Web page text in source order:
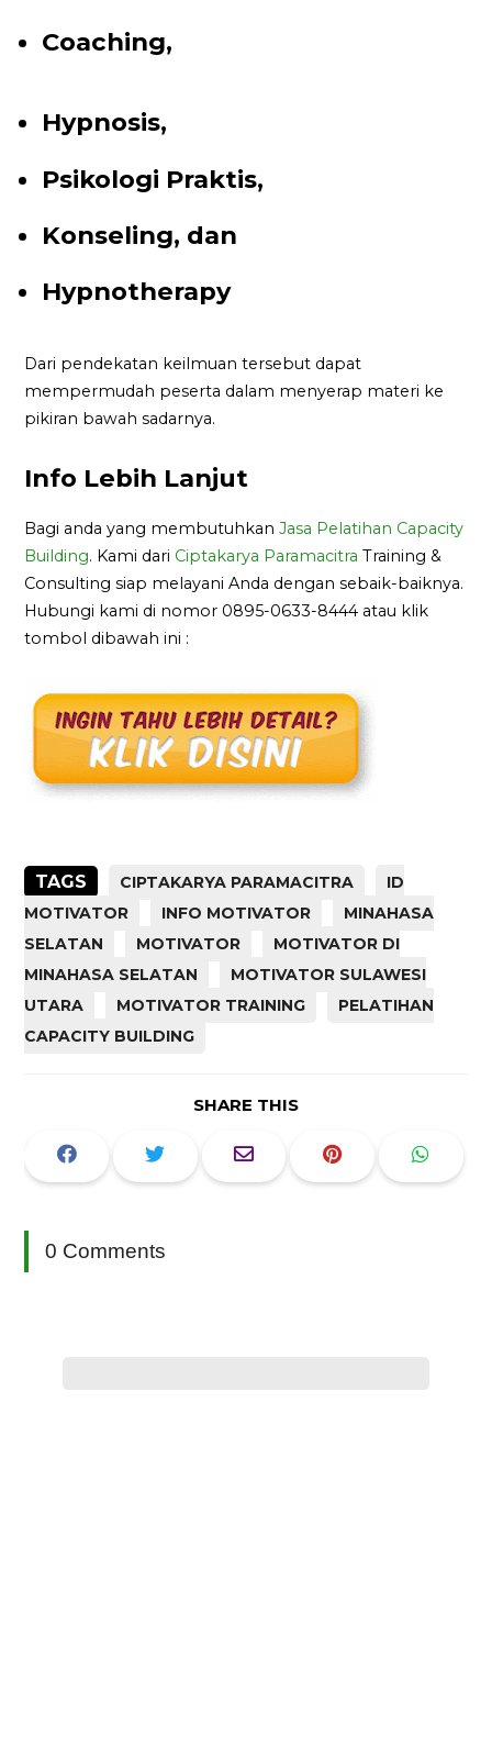
Coaching,
Hypnosis,
Psikologi Praktis,
Konseling, dan
Hypnotherapy
Dari pendekatan keilmuan tersebut dapat
mempermudah peserta dalam menyerap materi ke
pikiran bawah sadarnya.
Info Lebih Lanjut
Bagi anda yang membutuhkanJasa Pelatihan Capacity
Building. Kami dari Ciptakarya Paramacitra Training &
Consulting siap melayani Anda dengan sebaik-baiknya.
Hubungi kami di nomor 0895-0633-8444 atau klik
tombol dibawah ini :
TAGS CIPTAKARYA PARAMACITRA
ID
MOTIVATOR
INFO MOTIVATOR
MINAHASA
SELATAN
MOTIVATOR
MOTIVATOR DI
MINAHASA SELATAN
MOTIVATOR SULAWESI
UTARA
MOTIVATOR TRAINING
PELATIHAN
CAPACITY BUILDING
SHARE THIS
0 Comments